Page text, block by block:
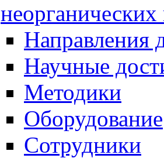
Направления
Научные
Методики
Оборудование
Сотрудники